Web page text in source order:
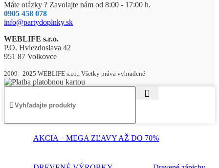
Máte otázky ? Zavolajte nám od 8:00 - 17:00 h.
0905 458 078
info@partydoplnky.sk
WEBLIFE s.r.o.
P.O. Hviezdoslava 42
951 87 Volkovce
2009 - 2025 WEBLIFE s.r.o., Všetky práva vyhradené
AKCIA – MEGA ZĽAVY AŽ DO 70%